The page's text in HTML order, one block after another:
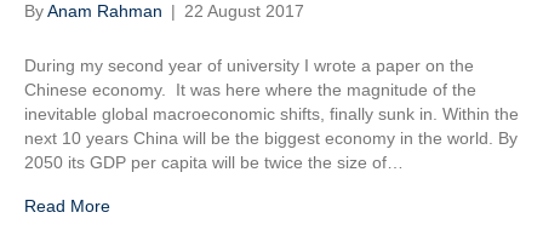
ByAnam Rahman | 22 August 2017
During my second year of university I wrote a paper on the
Chinese economy. It was here where the magnitude of the
inevitable global macroeconomic shifts, finally sunk in. Within the
next 10 years China will be the biggest economy in the world. By
2050 its GDP per capita will be twice the size of…
Read More